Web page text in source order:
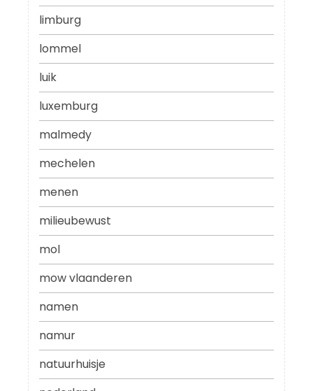
limburg
lommel
luik
luxemburg
malmedy
mechelen
menen
milieubewust
mol
mow vlaanderen
namen
namur
natuurhuisje